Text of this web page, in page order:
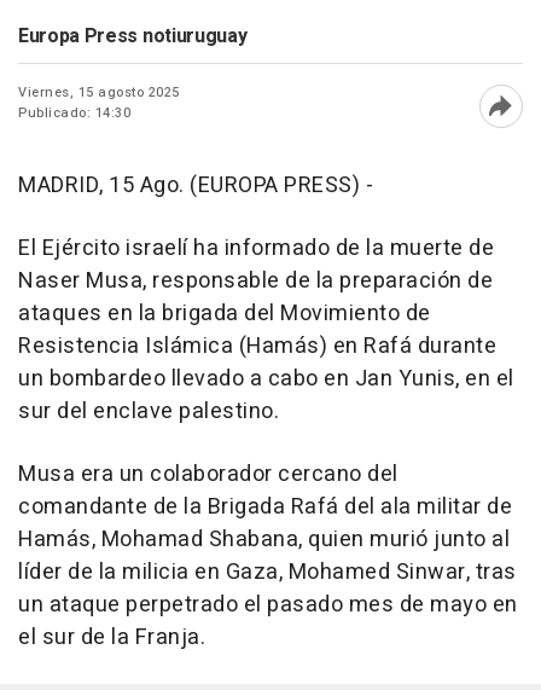
Europa Press notiuruguay
Viernes, 15 agosto 2025
Publicado: 14:30
MADRID, 15 Ago. (EUROPA PRESS) -
El Ejército israelí ha informado de la muerte de
Naser Musa, responsable de la preparación de
ataques en la brigada del Movimiento de
Resistencia Islámica (Hamás) en Rafá durante
un bombardeo llevado a cabo en Jan Yunis, en el
sur del enclave palestino.
Musa era un colaborador cercano del
comandante de la Brigada Rafá del ala militar de
Hamás, Mohamad Shabana, quien murió junto al
líder de la milicia en Gaza, Mohamed Sinwar, tras
un ataque perpetrado el pasado mes de mayo en
el sur de la Franja.